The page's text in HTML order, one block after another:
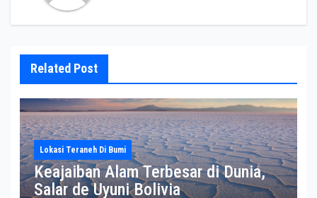
Related Post
Lokasi Teraneh Di Bumi
Keajaiban Alam Terbesar di Dunia,
Salar de Uyuni Bolivia